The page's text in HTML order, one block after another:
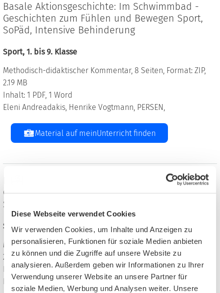
Diese Webseite verwendet Cookies
Wir verwenden Cookies, um Inhalte und Anzeigen zu
personalisieren, Funktionen für soziale Medien anbieten
zu können und die Zugriffe auf unsere Website zu
analysieren. Außerdem geben wir Informationen zu Ihrer
Verwendung unserer Website an unsere Partner für
soziale Medien, Werbung und Analysen weiter. Unsere
Basale Aktionsgeschichte: Im Schwimmbad -
Geschichten zum Fühlen und Bewegen Sport,
SoPäd, Intensive Behinderung
Sport, 1. bis 9. Klasse
Methodisch-didaktischer Kommentar, 8 Seiten, Format: ZIP,
2.19 MB
Inhalt: 1 PDF, 1 Word
Eleni Andreadakis, Henrike Vogtmann, PERSEN,
Material auf meinUnterricht finden
Basale Aktionsgeschichte: Der Wellnesstag -
Geschichten zum Fühlen und Bewegen Sport,
SoPäd, Intensive Behinderung
Sport, 1. bis 9. Klasse
Methodisch-didaktischer Kommentar, 11 Seiten, Format: ZIP,
2.08 MB
Inhalt: 1 PDF, 1 Word
Eleni Andreadakis, Henrike Vogtmann, PERSEN,